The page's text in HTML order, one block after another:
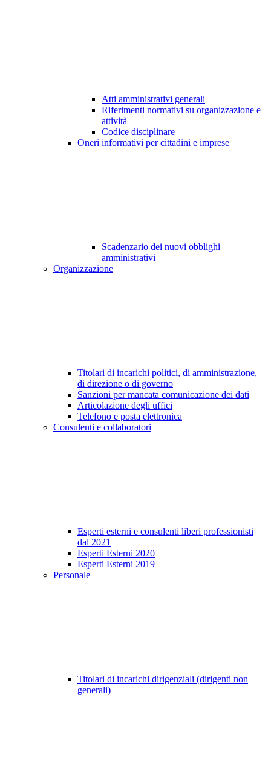
Atti amministrativi generali
Riferimenti normativi su organizzazione e
attività
Codice disciplinare
Oneri informativi per cittadini e imprese
Scadenzario dei nuovi obblighi
amministrativi
Organizzazione
Titolari di incarichi politici, di amministrazione,
di direzione o di governo
Sanzioni per mancata comunicazione dei dati
Articolazione degli uffici
Telefono e posta elettronica
Consulenti e collaboratori
Esperti esterni e consulenti liberi professionisti
dal 2021
Esperti Esterni 2020
Esperti Esterni 2019
Personale
Titolari di incarichi dirigenziali (dirigenti non
generali)